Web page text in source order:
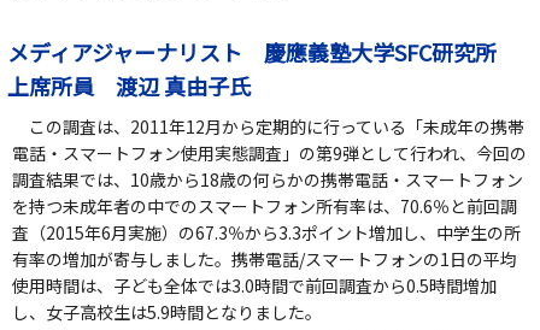
メディアジャーナリスト 慶應義塾大学SFC研究所
上席所員 渡辺 真由子氏
この調査は、2011年12月から定期的に行っている「未成年の携帯
電話・スマートフォン使用実態調査」の第9弾として行われ、今回の
調査結果では、10歳から18歳の何らかの携帯電話・スマートフォン
を持つ未成年者の中でのスマートフォン所有率は、70.6％と前回調
査（2015年6月実施）の67.3％から3.3ポイント増加し、中学生の所
有率の増加が寄与しました。携帯電話/スマートフォンの1日の平均
使用時間は、子ども全体では3.0時間で前回調査から0.5時間増加
し、女子高校生は5.9時間となりました。